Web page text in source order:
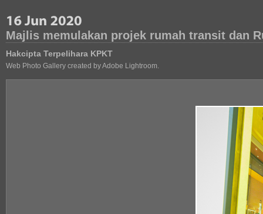
Majlis memulakan projek rumah transit dan
Hakcipta Terpelihara KPKT
Web Photo Gallery created by Adobe Lightroom.